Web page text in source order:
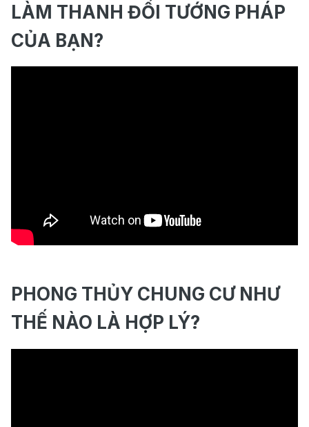
LÀM THANH ĐỔI TƯỚNG PHÁP
CỦA BẠN?
PHONG THỦY CHUNG CƯ NHƯ
THẾ NÀO LÀ HỢP LÝ?